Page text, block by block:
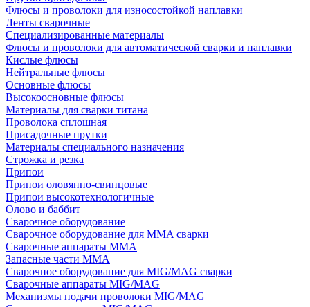
Флюсы и проволоки для износостойкой наплавки
Ленты сварочные
Специализированные материалы
Флюсы и проволоки для автоматической сварки и наплавки
Кислые флюсы
Нейтральные флюсы
Основные флюсы
Высокоосновные флюсы
Материалы для сварки титана
Проволока сплошная
Присадочные прутки
Материалы специального назначения
Строжка и резка
Припои
Припои оловянно-свинцовые
Припои высокотехнологичные
Олово и баббит
Сварочное оборудование
Сварочное оборудование для MMA сварки
Сварочные аппараты MMA
Запасные части MMA
Сварочное оборудование для MIG/MAG сварки
Сварочные аппараты MIG/MAG
Механизмы подачи проволоки MIG/MAG